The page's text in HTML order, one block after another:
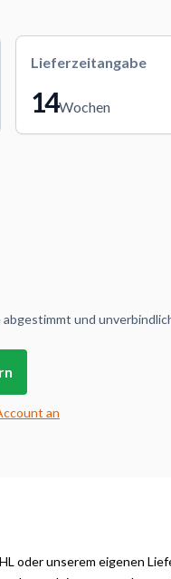
Lieferzeitangabe
14Wochen
und
an
oder unserem eigenen